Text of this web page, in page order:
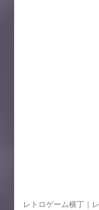
レトロゲーム横丁｜